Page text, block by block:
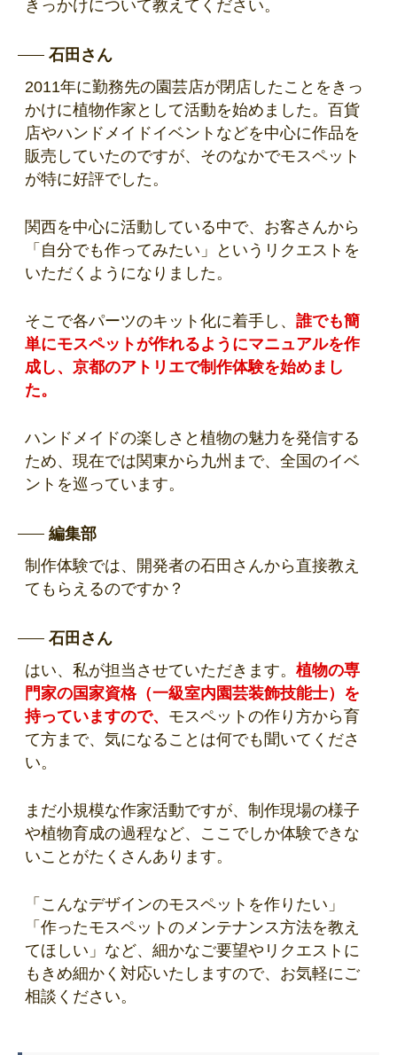
きっかけについて教えてください。
石田さん
2011年に勤務先の園芸店が閉店したことをきっ
かけに植物作家として活動を始めました。百貨
店やハンドメイドイベントなどを中心に作品を
販売していたのですが、そのなかでモスペット
が特に好評でした。
関西を中心に活動している中で、お客さんから
「自分でも作ってみたい」というリクエストを
いただくようになりました。
そこで各パーツのキット化に着手し、 誰でも簡
単にモスペットが作れるようにマニュアルを作
成し、京都のアトリエで制作体験を始めまし
た。
ハンドメイドの楽しさと植物の魅力を発信する
ため、現在では関東から九州まで、全国のイベ
ントを巡っています。
編集部
制作体験では、開発者の石田さんから直接教え
てもらえるのですか？
石田さん
はい、私が担当させていただきます。 植物の専
門家の国家資格（一級室内園芸装飾技能士）を
持っていますので、 モスペットの作り方から育
て方まで、気になることは何でも聞いてくださ
い。
まだ小規模な作家活動ですが、制作現場の様子
や植物育成の過程など、ここでしか体験できな
いことがたくさんあります。
「こんなデザインのモスペットを作りたい」
「作ったモスペットのメンテナンス方法を教え
てほしい」など、細かなご要望やリクエストに
もきめ細かく対応いたしますので、お気軽にご
相談ください。